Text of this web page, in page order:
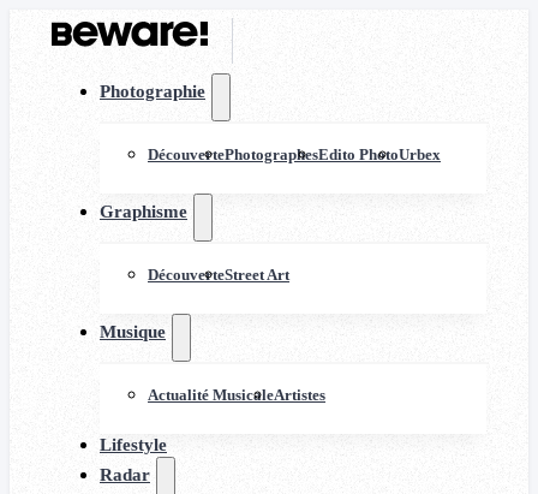
Photographie
DécouvertePhotographesEdito PhotoUrbex
Graphisme
DécouverteStreet Art
Musique
Actualité MusicaleArtistes
Lifestyle
Radar